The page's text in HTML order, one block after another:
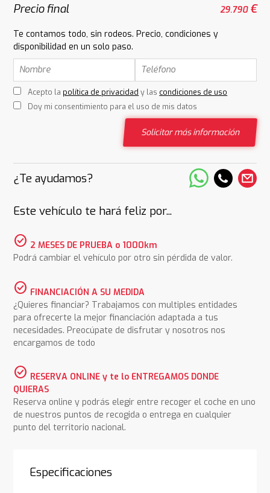
Precio final 29.790€
Te contamos todo, sin rodeos. Precio, condiciones y
disponibilidad en un solo paso.
Acepto la política de privacidad y las condiciones de uso
Doy mi consentimiento para el uso de mis datos
Solicitar más información
¿Te ayudamos?
Este vehículo te hará feliz por...
check_circle 2 MESES DE PRUEBA o 1000km
Podrá cambiar el vehículo por otro sin pérdida de valor.
check_circle FINANCIACIÓN A SU MEDIDA
¿Quieres financiar? Trabajamos con multiples entidades
para ofrecerte la mejor financiación adaptada a tus
necesidades. Preocúpate de disfrutar y nosotros nos
encargamos de todo
check_circle RESERVA ONLINE y te lo ENTREGAMOS DONDE
QUIERAS
Reserva online y podrás elegir entre recoger el coche en uno
de nuestros puntos de recogida o entrega en cualquier
punto del territorio nacional.
Especificaciones